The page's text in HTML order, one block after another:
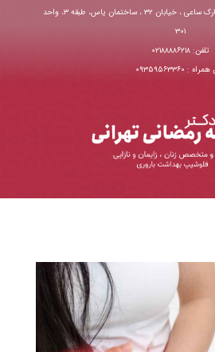
تهران، خیابان ولیعصر، بالاتر از پارک ساعی ، خیابان ۳۲ ، ساختمان یاس، طبقه ۳، واحد
۳۰۱
تلفن: ۰۲۱۸۸۸۸۶۲۱۸
: ۰۹۳۵۹۵۶۳۳۶۰